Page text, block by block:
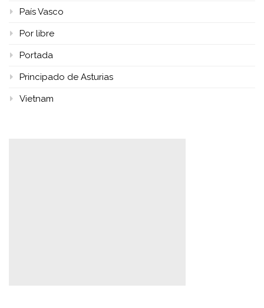
País Vasco
Por libre
Portada
Principado de Asturias
Vietnam